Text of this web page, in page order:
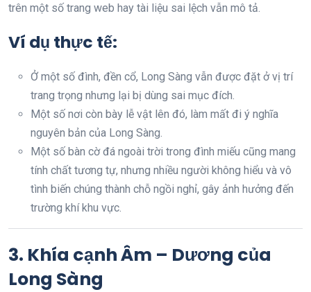
trên một số trang web hay tài liệu sai lệch vẫn mô tả.
Ví dụ thực tế:
Ở một số đình, đền cổ, Long Sàng vẫn được đặt ở vị trí
trang trọng nhưng lại bị dùng sai mục đích.
Một số nơi còn bày lễ vật lên đó, làm mất đi ý nghĩa
nguyên bản của Long Sàng.
Một số bàn cờ đá ngoài trời trong đình miếu cũng mang
tính chất tương tự, nhưng nhiều người không hiểu và vô
tình biến chúng thành chỗ ngồi nghỉ, gây ảnh hưởng đến
trường khí khu vực.
3. Khía cạnh Âm – Dương của
Long Sàng